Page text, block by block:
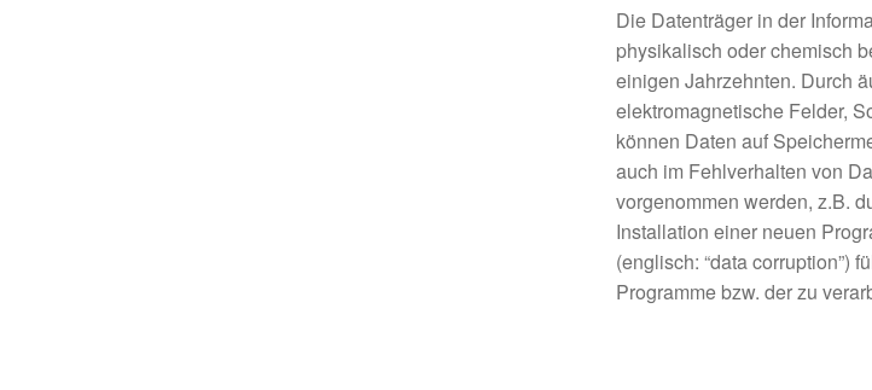
Die Datenträger in der
physikalisch oder chemisch
einigen Jahrzehnten. Durch
elektromagnetische Felder,
können Daten auf
auch im Fehlverhalten von
vorgenommen werden, z.B.
Installation einer neuen
(englisch: “data corruption”)
Programme bzw. der zu